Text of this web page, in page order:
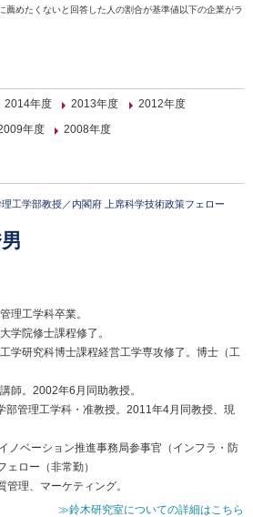
めたくないと回答した人の割合が基準値以下の企業がラ
2014年度 2013年度
2012年度
年度 2008年度
工学部教授／内閣府 上席科学技術政策フェロー
理工学科卒業。
学院修士課程修了。
学研究科博士課程経営工学専攻修了。博士（工
師。2002年6月同助教授。
部管理工学科・准教授。2011年4月同教授、現
ノベーション推進事務局参事官（インフラ・防
ロー（非常勤）
理、マーケティング。
≫鈴木研究室についての詳細はこちら